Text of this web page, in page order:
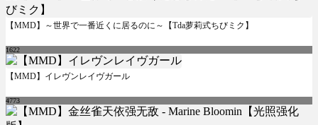
【MMD】～世界で一番近くに居るのに～【Tda萝莉式ちびミク】
1622
【MMD】イレヴンレイヴガール
4773